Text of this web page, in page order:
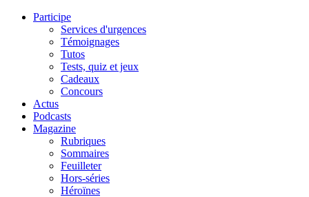
Participe
Services d'urgences
Témoignages
Tutos
Tests, quiz et jeux
Cadeaux
Concours
Actus
Podcasts
Magazine
Rubriques
Sommaires
Feuilleter
Hors-séries
Héroïnes